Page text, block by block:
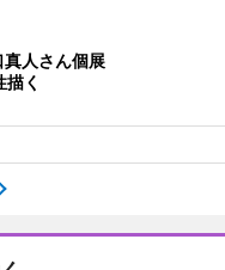
人さん個展
く